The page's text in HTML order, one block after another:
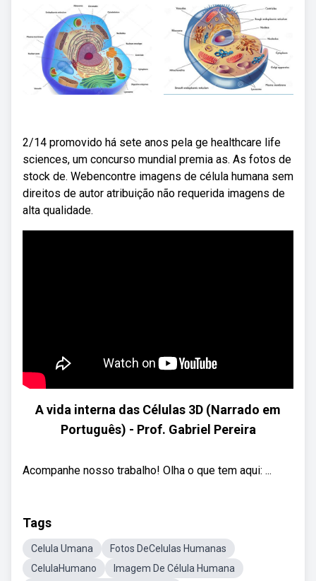
2/14 promovido há sete anos pela ge healthcare life
sciences, um concurso mundial premia as. As fotos de
stock de. Webencontre imagens de célula humana sem
direitos de autor atribuição não requerida imagens de
alta qualidade.
A vida interna das Células 3D (Narrado em
Português) - Prof. Gabriel Pereira
Acompanhe nosso trabalho! Olha o que tem aqui: ...
Tags
Celula Umana
Fotos DeCelulas Humanas
CelulaHumano
Imagem De Célula Humana